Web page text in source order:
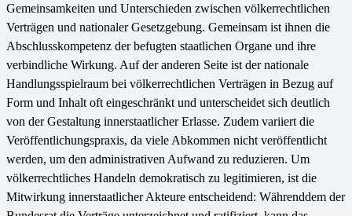
Gemeinsamkeiten und Unterschieden zwischen völkerrechtlichen
Verträgen und nationaler Gesetzgebung. Gemeinsam ist ihnen die
Abschlusskompetenz der befugten staatlichen Organe und ihre
verbindliche Wirkung. Auf der anderen Seite ist der nationale
Handlungsspielraum bei völkerrechtlichen Verträgen in Bezug auf
Form und Inhalt oft eingeschränkt und unterscheidet sich deutlich
von der Gestaltung innerstaatlicher Erlasse. Zudem variiert die
Veröffentlichungspraxis, da viele Abkommen nicht veröffentlicht
werden, um den administrativen Aufwand zu reduzieren. Um
völkerrechtliches Handeln demokratisch zu legitimieren, ist die
Mitwirkung innerstaatlicher Akteure entscheidend: Währenddem der